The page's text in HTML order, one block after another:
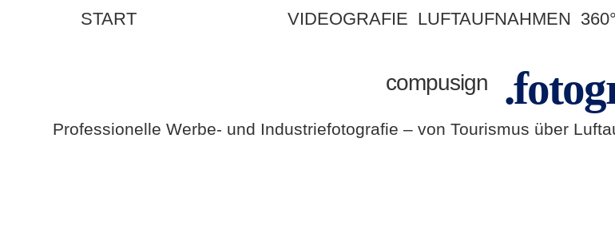
START VIDEOGRAFIE LUFTAUFNAHMEN
compusign
Professionelle Werbe- und Industriefotografie – von Tourismus über